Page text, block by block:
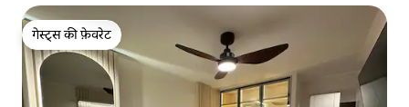
गेस्ट्स की फ़ेवरेट
गेस्ट्स की फ़ेवरेट